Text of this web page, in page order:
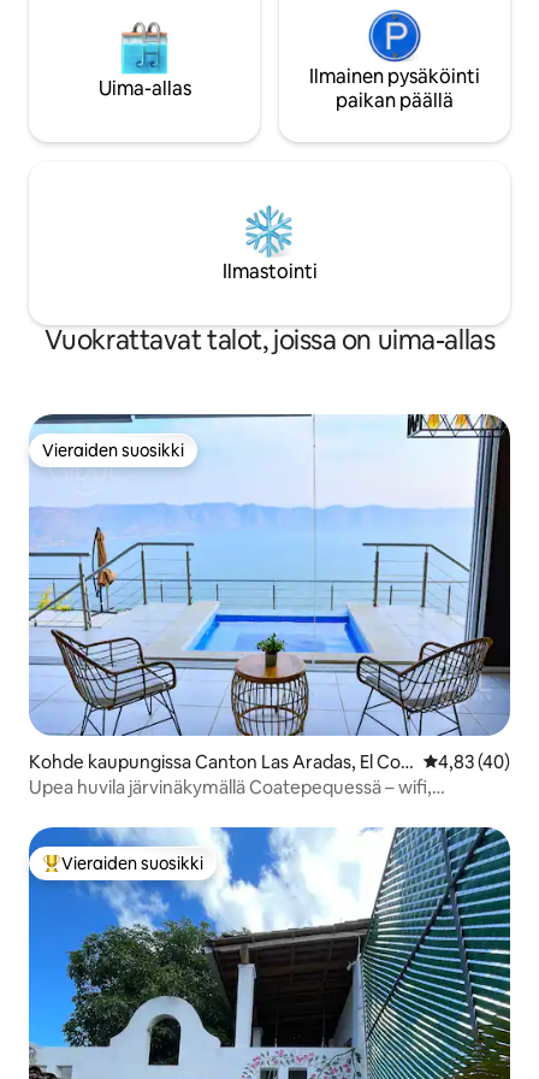
Uima-allas
Ilmainen pysäköinti
paikan päällä
Ilmastointi
Vuokrattavat talot, joissa on uima-allas
Vieraiden suosikki
Vieraiden suosikki
Kohde kaupungissa Canton Las Aradas, El Con
go
4,83 (40)
Upea huvila järvinäkymällä Coatepequessä – wifi,
Vieraiden suosikkien parhaimmistoa
Vieraiden suosikki